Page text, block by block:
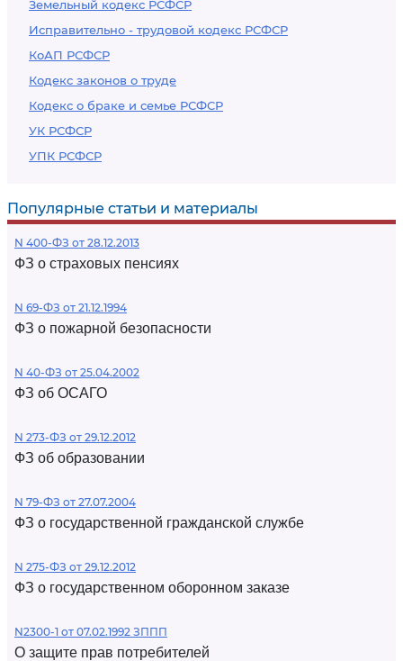
Земельный кодекс РСФСР
Исправительно - трудовой кодекс РСФСР
КоАП РСФСР
Кодекс законов о труде
Кодекс о браке и семье РСФСР
УК РСФСР
УПК РСФСР
Популярные статьи и материалы
N 400-ФЗ от 28.12.2013
ФЗ о страховых пенсиях
N 69-ФЗ от 21.12.1994
ФЗ о пожарной безопасности
N 40-ФЗ от 25.04.2002
ФЗ об ОСАГО
N 273-ФЗ от 29.12.2012
ФЗ об образовании
N 79-ФЗ от 27.07.2004
ФЗ о государственной гражданской службе
N 275-ФЗ от 29.12.2012
ФЗ о государственном оборонном заказе
N2300-1 от 07.02.1992 ЗППП
О защите прав потребителей